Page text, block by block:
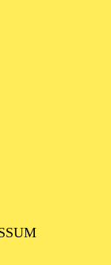
–